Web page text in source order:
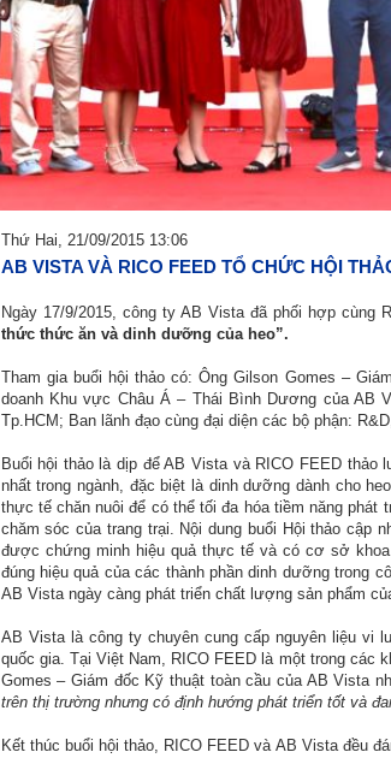
Thứ Hai, 21/09/2015 13:06
AB VISTA VÀ RICO FEED TỔ CHỨC HỘI
Ngày 17/9/2015, công ty AB Vista đã phối hợp cùng
thức thức ăn và dinh dưỡng của heo”.
Tham gia buổi hội thảo có: Ông Gilson Gomes –
doanh Khu vực Châu Á – Thái Bình Dương của AB
Tp.HCM; Ban lãnh đạo cùng đại diện các bộ phận:
Buổi hội thảo là dịp để AB Vista và RICO FEED
nhất trong ngành, đặc biệt là dinh dưỡng dành cho
thực tế chăn nuôi để có thể tối đa hóa tiềm năng
chăm sóc của trang trại. Nội dung buổi Hội thảo cập
được chứng minh hiệu quả thực tế và có cơ sở
đúng hiệu quả của các thành phần dinh dưỡng trong
AB Vista ngày càng phát triển chất lượng sản phẩm
AB Vista là công ty chuyên cung cấp nguyên liệu vi
quốc gia. Tại Việt Nam, RICO FEED là một trong các
Gomes – Giám đốc Kỹ thuật toàn cầu của AB Vista
trên thị trường nhưng có định hướng phát triển tốt và
Kết thúc buổi hội thảo, RICO FEED và AB Vista đều